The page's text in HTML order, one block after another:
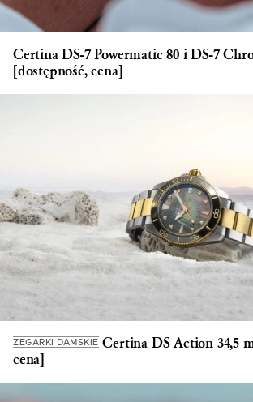
Certina DS-7 Powermatic 80 i DS-7
[dostępność, cena]
ZEGARKI DAMSKIECertina DS Action 34,5
cena]